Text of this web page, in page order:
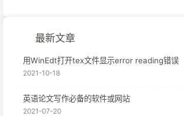
最新文章
用WinEdt打开tex文件显示error reading错误
2021-10-18
英语论文写作必备的软件或网站
2021-07-20